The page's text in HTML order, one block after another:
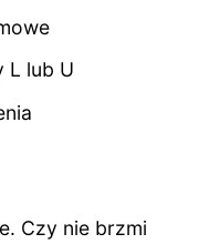
L lub U
Czy nie brzmi